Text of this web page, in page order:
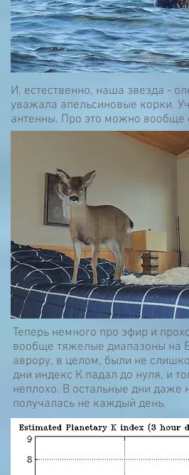
И, естественно, наша звезда -
уважала апельсиновые корки.
антенны. Про это можно вообще
Теперь немного про эфир и
вообще тяжелые диапазоны на
аврору, в целом, были не
дни индекс К падал до нуля, и
неплохо. В остальные дни даже
получалась не каждый день.